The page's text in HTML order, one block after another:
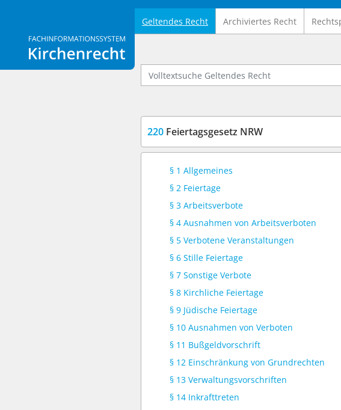
Logo Fachinformationssystem Kirchenrecht
Geltendes Recht Archiviertes Recht
Volltextsuche Geltendes Recht
220 Feiertagsgesetz NRW
§ 1 Allgemeines
§ 2 Feiertage
§ 3 Arbeitsverbote
§ 4 Ausnahmen von Arbeitsverboten
§ 5 Verbotene Veranstaltungen
§ 6 Stille Feiertage
§ 7 Sonstige Verbote
§ 8 Kirchliche Feiertage
§ 9 Jüdische Feiertage
§ 10 Ausnahmen von Verboten
§ 11 Bußgeldvorschrift
§ 12 Einschränkung von Grundrechten
§ 13 Verwaltungsvorschriften
§ 14 Inkrafttreten